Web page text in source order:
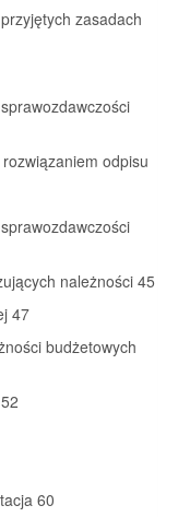
zasadach
odpisu
należności 45
47
budżetowych
60